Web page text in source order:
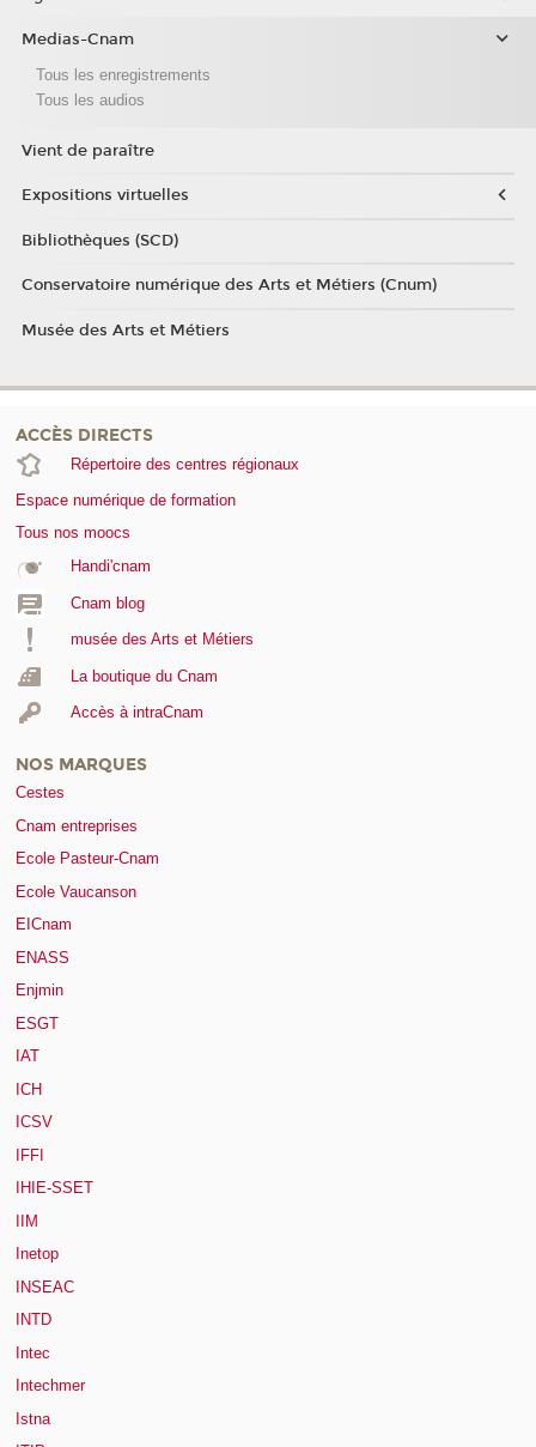
Medias-Cnam
Tous les enregistrements
Tous les audios
Vient de paraître
Expositions virtuelles
Bibliothèques (SCD)
Conservatoire numérique des Arts et Métiers (Cnum)
Musée des Arts et Métiers
ACCÈS DIRECTS
Répertoire des centres régionaux
Espace numérique de formation
Tous nos moocs
Handi'cnam
Cnam blog
musée des Arts et Métiers
La boutique du Cnam
Accès à intraCnam
NOS MARQUES
Cestes
Cnam entreprises
Ecole Pasteur-Cnam
Ecole Vaucanson
EICnam
ENASS
Enjmin
ESGT
IAT
ICH
ICSV
IFFI
IHIE-SSET
IIM
Inetop
INSEAC
INTD
Intec
Intechmer
Istna